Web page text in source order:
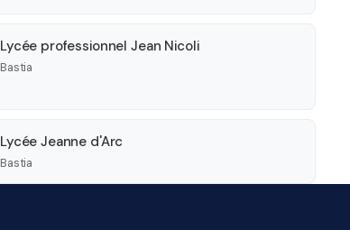
Lycée professionnel Jean Nicoli
Bastia
Lycée Jeanne d'Arc
Bastia